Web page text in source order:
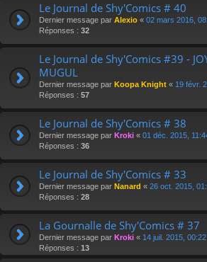
Le Journal de Shy'Comics # 40
Dernier message par Alexio « 02 mars 2016,
Réponses : 32
Le Journal de Shy'Comics #39 -
MUGUL
Dernier message par Koopa Knight « 19 févr.
Réponses : 57
Le Journal de Shy'Comics # 38
Dernier message par Kroki « 01 déc. 2015,
Réponses : 36
Le Journal de Shy'Comics # 33
Dernier message par Nanard « 26 oct. 2015,
Réponses : 28
La Gournalle de Shy'Comics # 37
Dernier message par Kroki « 14 juil. 2015, 00:22
Réponses : 13